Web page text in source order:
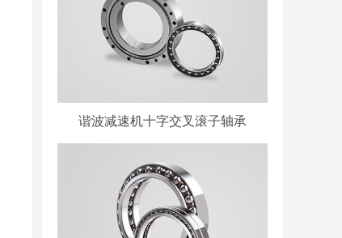
谐波减速机十字交叉滚子轴承